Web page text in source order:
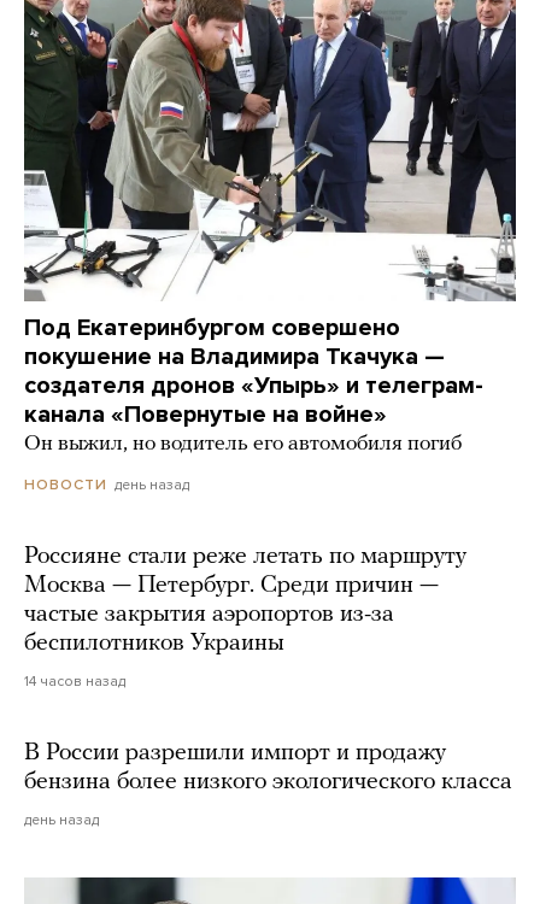
Под Екатеринбургом совершено
покушение на Владимира Ткачука —
создателя дронов «Упырь» и телеграм-
канала «Повернутые на войне»
Он выжил, но водитель его автомобиля погиб
НОВОСТИ день назад
Россияне стали реже летать по маршруту
Москва — Петербург. Среди причин —
частые закрытия аэропортов из-за
беспилотников Украины
14 часов назад
В России разрешили импорт и продажу
бензина более низкого экологического класса
день назад